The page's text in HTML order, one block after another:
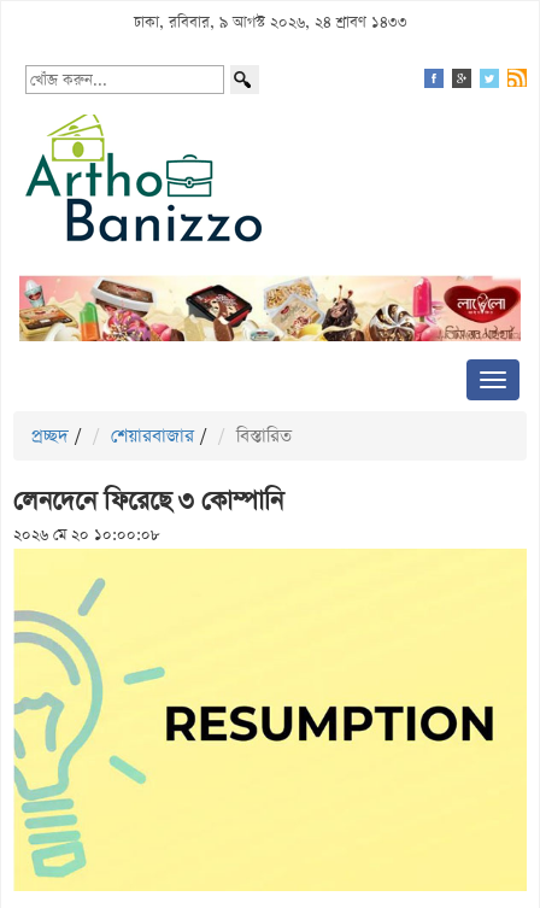
ঢাকা, রবিবার, ৯ আগস্ট ২০২৬, ২৪ শ্রাবণ ১৪৩৩
প্রচ্ছদ / শেয়ারবাজার / বিস্তারিত
লেনদেনে ফিরেছে ৩ কোম্পানি
২০২৬ মে ২০ ১০:০০:০৮